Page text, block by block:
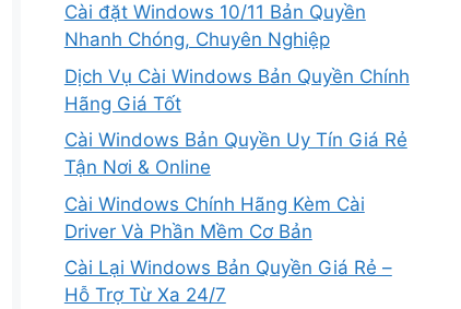
Cài đặt Windows 10/11 Bản Quyền
Nhanh Chóng, Chuyên Nghiệp
Dịch Vụ Cài Windows Bản Quyền Chính
Hãng Giá Tốt
Cài Windows Bản Quyền Uy Tín Giá Rẻ
Tận Nơi & Online
Cài Windows Chính Hãng Kèm Cài
Driver Và Phần Mềm Cơ Bản
Cài Lại Windows Bản Quyền Giá Rẻ –
Hỗ Trợ Từ Xa 24/7